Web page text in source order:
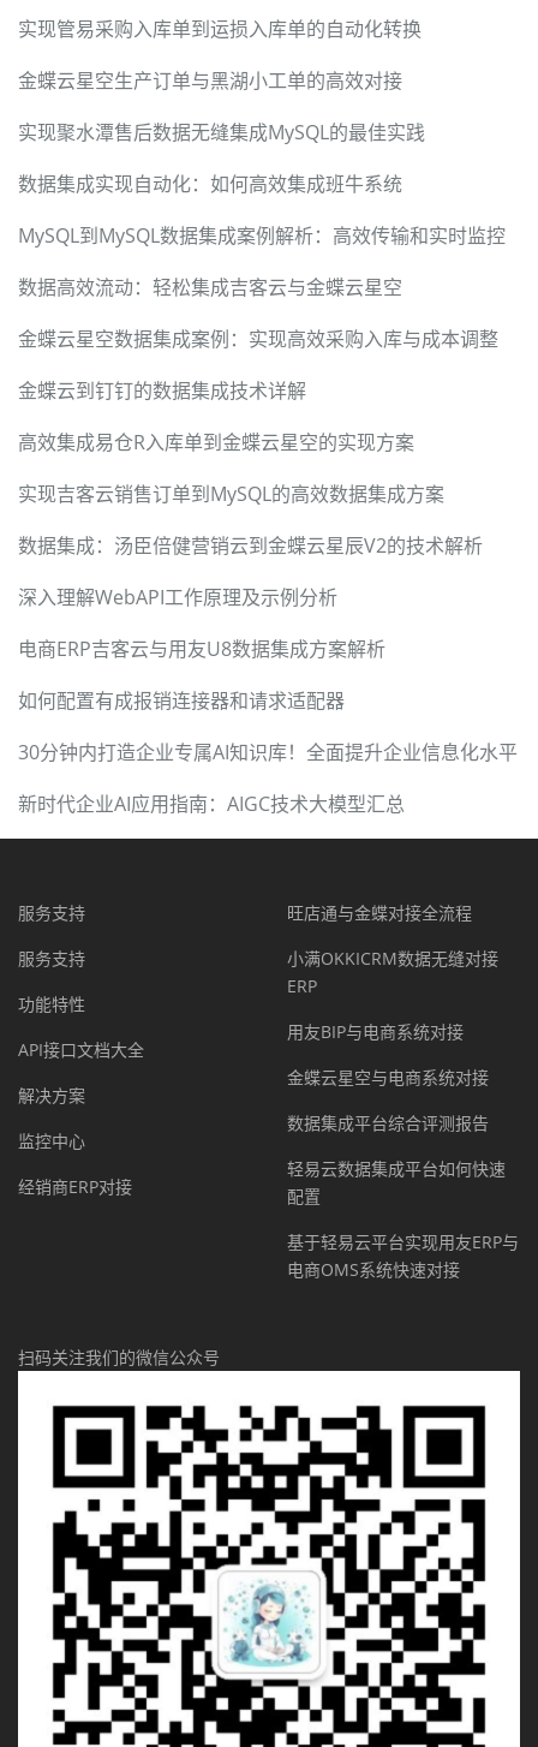
实现管易采购入库单到运损入库单的自动化转换
金蝶云星空生产订单与黑湖小工单的高效对接
实现聚水潭售后数据无缝集成MySQL的最佳实践
数据集成实现自动化：如何高效集成班牛系统
MySQL到MySQL数据集成案例解析：高效传输和实时监控
数据高效流动：轻松集成吉客云与金蝶云星空
金蝶云星空数据集成案例：实现高效采购入库与成本调整
金蝶云到钉钉的数据集成技术详解
高效集成易仓R入库单到金蝶云星空的实现方案
实现吉客云销售订单到MySQL的高效数据集成方案
数据集成：汤臣倍健营销云到金蝶云星辰V2的技术解析
深入理解WebAPI工作原理及示例分析
电商ERP吉客云与用友U8数据集成方案解析
如何配置有成报销连接器和请求适配器
30分钟内打造企业专属AI知识库！全面提升企业信息化水平
新时代企业AI应用指南：AIGC技术大模型汇总
服务支持
服务支持
功能特性
API接口文档大全
解决方案
监控中心
经销商ERP对接
旺店通与金蝶对接全流程
小满OKKICRM数据无缝对接
ERP
用友BIP与电商系统对接
金蝶云星空与电商系统对接
数据集成平台综合评测报告
轻易云数据集成平台如何快速
配置
基于轻易云平台实现用友ERP与
电商OMS系统快速对接
扫码关注我们的微信公众号